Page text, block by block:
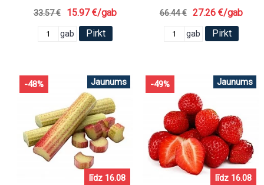
33.57 € 15.97 €/gab
gab Pirkt
66.44 € 27.26 €/gab
gab Pirkt
līdz 16.08
Jaunums
-48%
līdz 16.08
Jaunums
-49%